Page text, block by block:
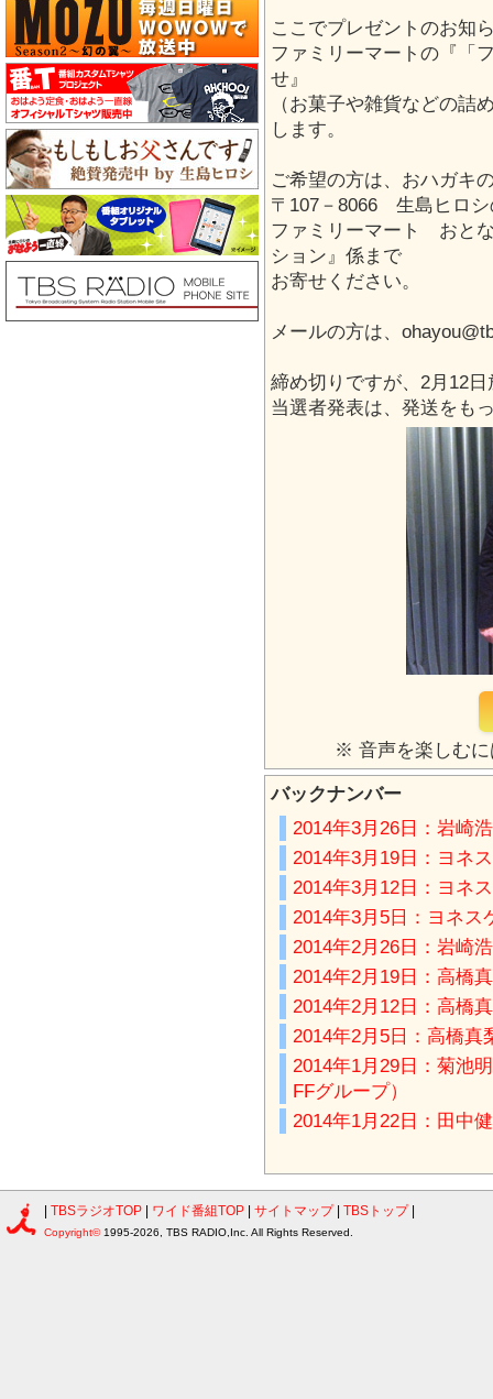
ここでプレゼントのお知
ファミリーマートの『「
せ』
（お菓子や雑貨などの詰
します。
ご希望の方は、おハガキ
〒107－8066 生島ヒロシ
ファミリーマート おと
ション』係まで
お寄せください。
メールの方は、
締め切りですが、2月12
当選者発表は、発送をも
※ 音声を楽しむに
バックナンバー
2014年3月26日：岩崎
2014年3月19日：ヨネ
2014年3月12日：ヨネ
2014年3月5日：ヨネス
2014年2月26日：岩崎
2014年2月19日：高橋
2014年2月12日：高橋
2014年2月5日：高橋真
2014年1月29日：菊
FFグループ）
2014年1月22日：田中
TBSラジオTOP ワイド番組TOP サイトマップ TBSトップ|
Copyright© 1995-2026, TBS RADIO,Inc. All Rights Reserved.